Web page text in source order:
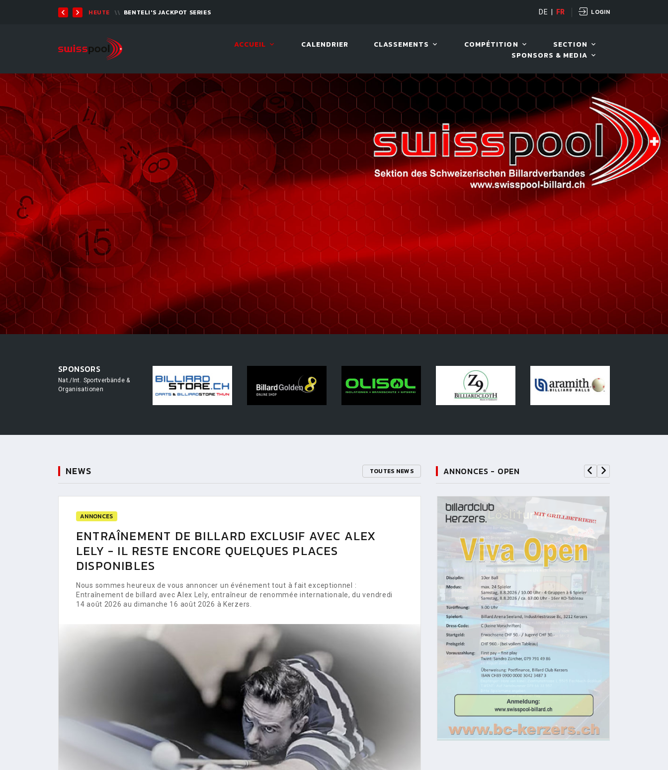
2026 - 9-BALL HEUTE BENTELI'S JACKPOT SERIES 08 AOÛT. 2026, 10:00
DE FR LOGIN
ACCUEIL CALENDRIER CLASSEMENTS COMPÉTITION
SECTION
SPONSORS & MEDIA
SPONSORS
Nat./Int. Sportverbände &
Organisationen
NEWS TOUTES NEWS
ANNONCES
ENTRAÎNEMENT DE BILLARD EXCLUSIF AVEC ALEX
LELY - IL RESTE ENCORE QUELQUES PLACES
DISPONIBLES
Nous sommes heureux de vous annoncer un événement tout à fait exceptionnel :
Entraînement de billard avec Alex Lely, entraîneur de renommée internationale, du vendredi
14 août 2026 au dimanche 16 août 2026 à Kerzers.
ANNONCES - OPEN